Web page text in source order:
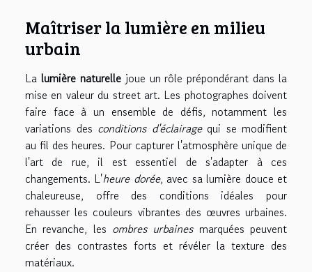
Maîtriser la lumière en milieu
urbain
La lumière naturellejoue un rôle prépondérant dans la
mise en valeur du street art. Les photographes doivent
faire face à un ensemble de défis, notamment les
variations des conditions d'éclairagequi se modifient
au fil des heures. Pour capturer l'atmosphère unique de
l'art de rue, il est essentiel de s'adapter à ces
changements. L'heure dorée, avec sa lumière douce et
chaleureuse, offre des conditions idéales pour
rehausser les couleurs vibrantes des œuvres urbaines.
En revanche, les ombres urbainesmarquées peuvent
créer des contrastes forts et révéler la texture des
matériaux.